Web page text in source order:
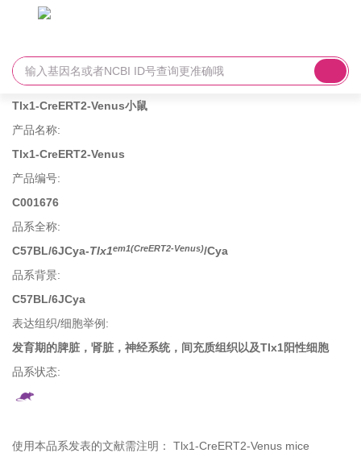
Tlx1-CreERT2-Venus小鼠
产品名称:
Tlx1-CreERT2-Venus
产品编号:
C001676
品系全称:
C57BL/6JCya-Tlx1em1(CreERT2-Venus)/Cya
品系背景:
C57BL/6JCya
表达组织/细胞举例 :
发育期的脾脏，肾脏，神经系统，间充质组织以及Tlx1阳性细胞
品系状态:
使用本品系发表的文献需注明： Tlx1-CreERT2-Venus mice